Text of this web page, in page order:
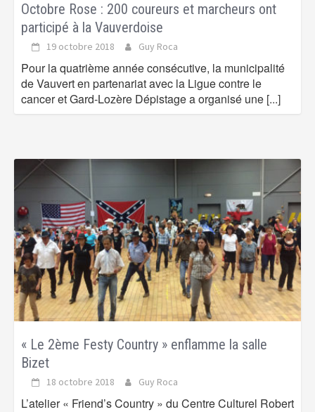
Octobre Rose : 200 coureurs et marcheurs ont
participé à la Vauverdoise
19 octobre 2018 Guy Roca
Pour la quatrième année consécutive, la municipalité
de Vauvert en partenariat avec la Ligue contre le
cancer et Gard-Lozère Dépistage a organisé une [...]
« Le 2ème Festy Country » enflamme la salle
Bizet
18 octobre 2018 Guy Roca
L’atelier « Friend’s Country » du Centre Culturel Robert